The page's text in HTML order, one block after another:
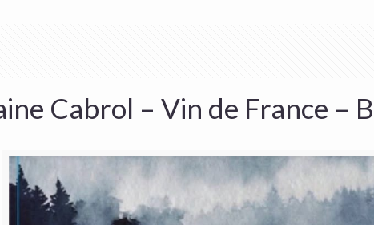
Cabrol – Vin de France –